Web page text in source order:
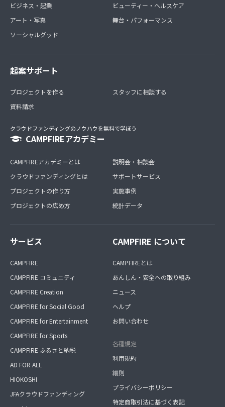
ビジネス・起業
アート・写真
ソーシャルグッド
ビューティー・ヘルスケア
舞台・パフォーマンス
起案サポート
プロジェクトを作る
資料請求
スタッフに相談する
クラウドファンディングのノウハウを無料で学ぼう
CAMPFIREアカデミー
CAMPFIREアカデミーとは
クラウドファンディングとは
プロジェクトの作り方
プロジェクトの広め方
説明会・相談会
サポートサービス
実施事例
統計データ
サービス
CAMPFIRE
CAMPFIRE コミュニティ
CAMPFIRE Creation
CAMPFIRE for Social Good
CAMPFIRE for Entertainment
CAMPFIRE for Sports
CAMPFIRE ふるさと納税
AD FOR ALL
HIOKOSHI
JFAクラウドファンディング
CAMPFIRE について
CAMPFIREとは
あんしん・安全への取り組み
ニュース
ヘルプ
お問い合わせ
各種規定
利用規約
細則
プライバシーポリシー
特定商取引法に基づく表記